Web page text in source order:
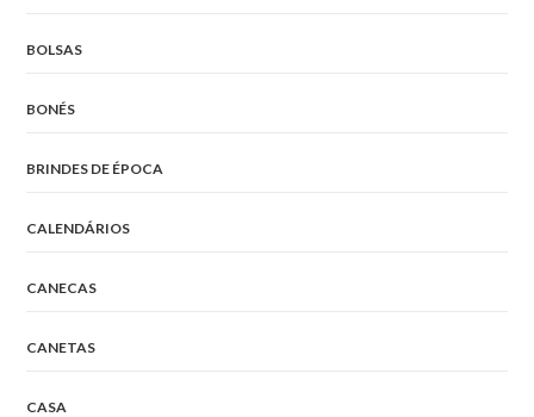
BOLSAS
BONÉS
BRINDES DE ÉPOCA
CALENDÁRIOS
CANECAS
CANETAS
CASA